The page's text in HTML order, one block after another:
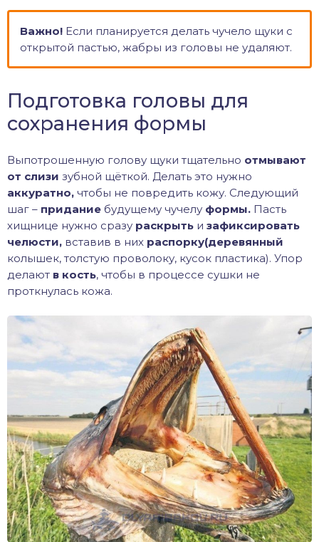
Важно! Если планируется делать чучело щуки с
открытой пастью, жабры из головы не удаляют.
Подготовка головы для
сохранения формы
Выпотрошенную голову щуки тщательно отмывают
от слизи зубной щёткой. Делать это нужно
аккуратно, чтобы не повредить кожу. Следующий
шаг – придание будущему чучелу формы. Пасть
хищнице нужно сразу раскрыть и зафиксировать
челюсти, вставив в них распорку(деревянный
колышек, толстую проволоку, кусок пластика). Упор
делают в кость, чтобы в процессе сушки не
проткнулась кожа.